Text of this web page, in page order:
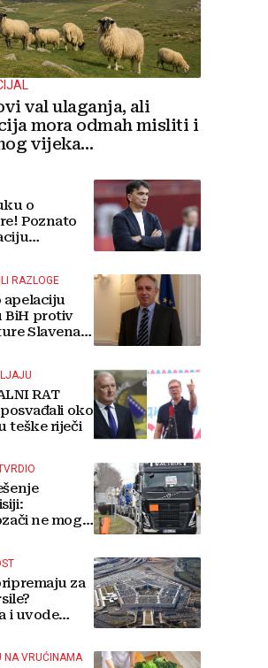
val ulaganja, ali
mora odmah misliti i
vijeka
o
Poznato
RAZLOGE
apelaciju
BiH protiv
Slavena
RAT
oko
teške riječi
ne mogu
za
i uvode
NA VRUĆINAMA